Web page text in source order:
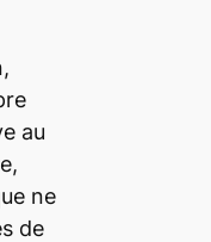
au
,
ne
de